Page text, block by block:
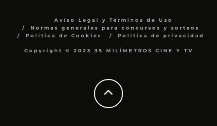
Aviso Legal y Términos de Uso
Normas generales para concursos y sorteos
Política de Cookies
Política de privacidad
Copyright © 2023 35 MILÍMETROS CINE Y TV